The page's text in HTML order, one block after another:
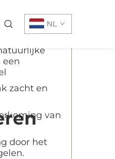
NL
een
zacht en
van
door het